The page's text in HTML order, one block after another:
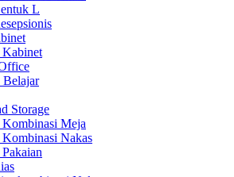
L
Belajar
Storage
Meja
Nakas